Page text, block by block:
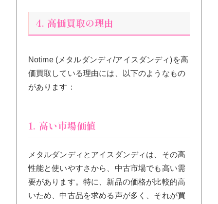
4. 高価買取の理由
Notime (メタルダンディ/アイスダンディ)を高
価買取している理由には、以下のようなもの
があります：
1. 高い市場価値
メタルダンディとアイスダンディは、その高
性能と使いやすさから、中古市場でも高い需
要があります。特に、新品の価格が比較的高
いため、中古品を求める声が多く、それが買